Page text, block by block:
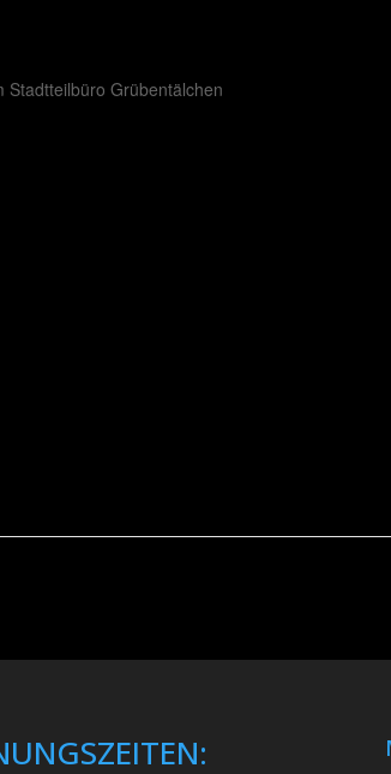
Grübentälchen